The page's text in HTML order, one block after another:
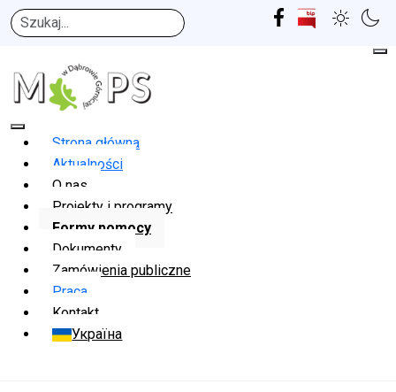
Szukaj
Strona główna
Aktualności
O nas
Projekty i programy
Formy pomocy
Dokumenty
Zamówienia publiczne
Praca
Kontakt
Україна